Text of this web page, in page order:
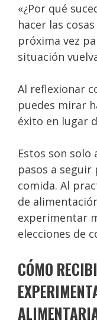
«¿Por qué
hacer las
próxima vez
situación
Al reflexionar
puedes mirar
éxito en lugar
Estos son
pasos a
comida. Al
de
experimentar
elecciones de
CÓMO